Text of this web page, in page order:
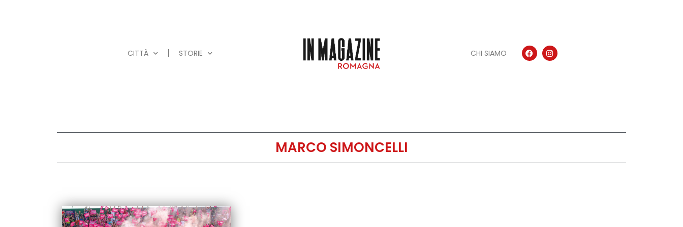
CITTÀ STORIE CHI SIAMO
MARCO SIMONCELLI